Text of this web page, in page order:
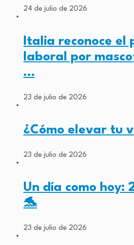
24 de julio de 2026
Italia reconoce el
laboral por
…
23 de julio de 2026
¿Cómo elevar tu
23 de julio de 2026
Un día como hoy:
🐬
23 de julio de 2026